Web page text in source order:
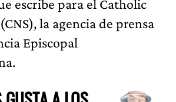
escribe para el Catholic
la agencia de prensa
Episcopal